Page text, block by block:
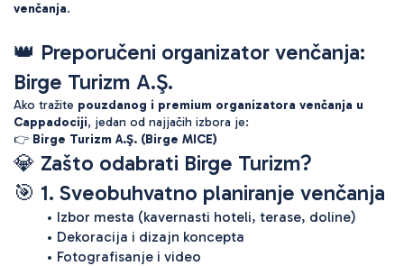
venčanja.
👑 Preporučeni organizator venčanja:
Birge Turizm A.Ş.
Ako tražite pouzdanog i premium organizatora venčanja u
Cappadociji, jedan od najjačih izbora je:
👉 Birge Turizm A.Ş. (Birge MICE)
💎 Zašto odabrati Birge Turizm?
🎯 1. Sveobuhvatno planiranje venčanja
Izbor mesta (kavernasti hoteli, terase, doline)
Dekoracija i dizajn koncepta
Fotografisanje i video